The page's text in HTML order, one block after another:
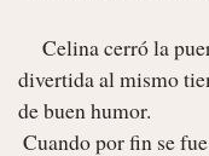
divertida al mismo
de buen humor.